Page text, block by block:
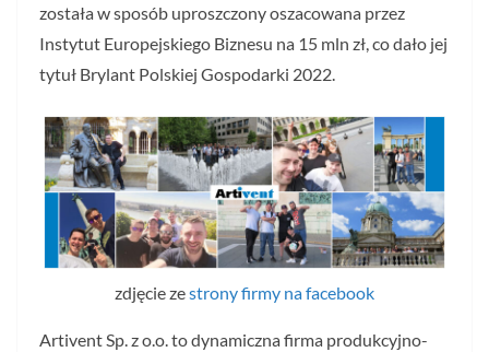
została w sposób uproszczony oszacowana przez
Instytut Europejskiego Biznesu na 15 mln zł, co dało jej
tytuł Brylant Polskiej Gospodarki 2022.
zdjęcie zestrony firmy na facebook
Artivent Sp. z o.o. to dynamiczna firma produkcyjno-